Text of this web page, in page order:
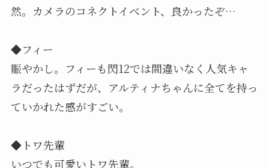
然。カメラのコネクトイベント、良かったぞ…
◆フィー
賑やかし。フィーも閃12では間違いなく人気キャ
ラだったはずだが、アルティナちゃんに全てを持っ
ていかれた感がすごい。
◆トワ先輩
いつでも可愛いトワ先輩。